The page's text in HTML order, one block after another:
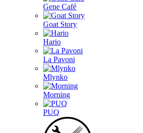
Gene Café
Goat Story
Hario
La Pavoni
Mlynko
Morning
PUQ